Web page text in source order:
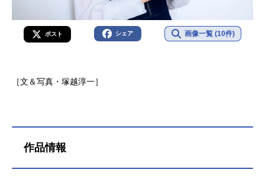
ポスト シェア 画像一覧 (10件)
［文＆写真・塚越淳一］
作品情報